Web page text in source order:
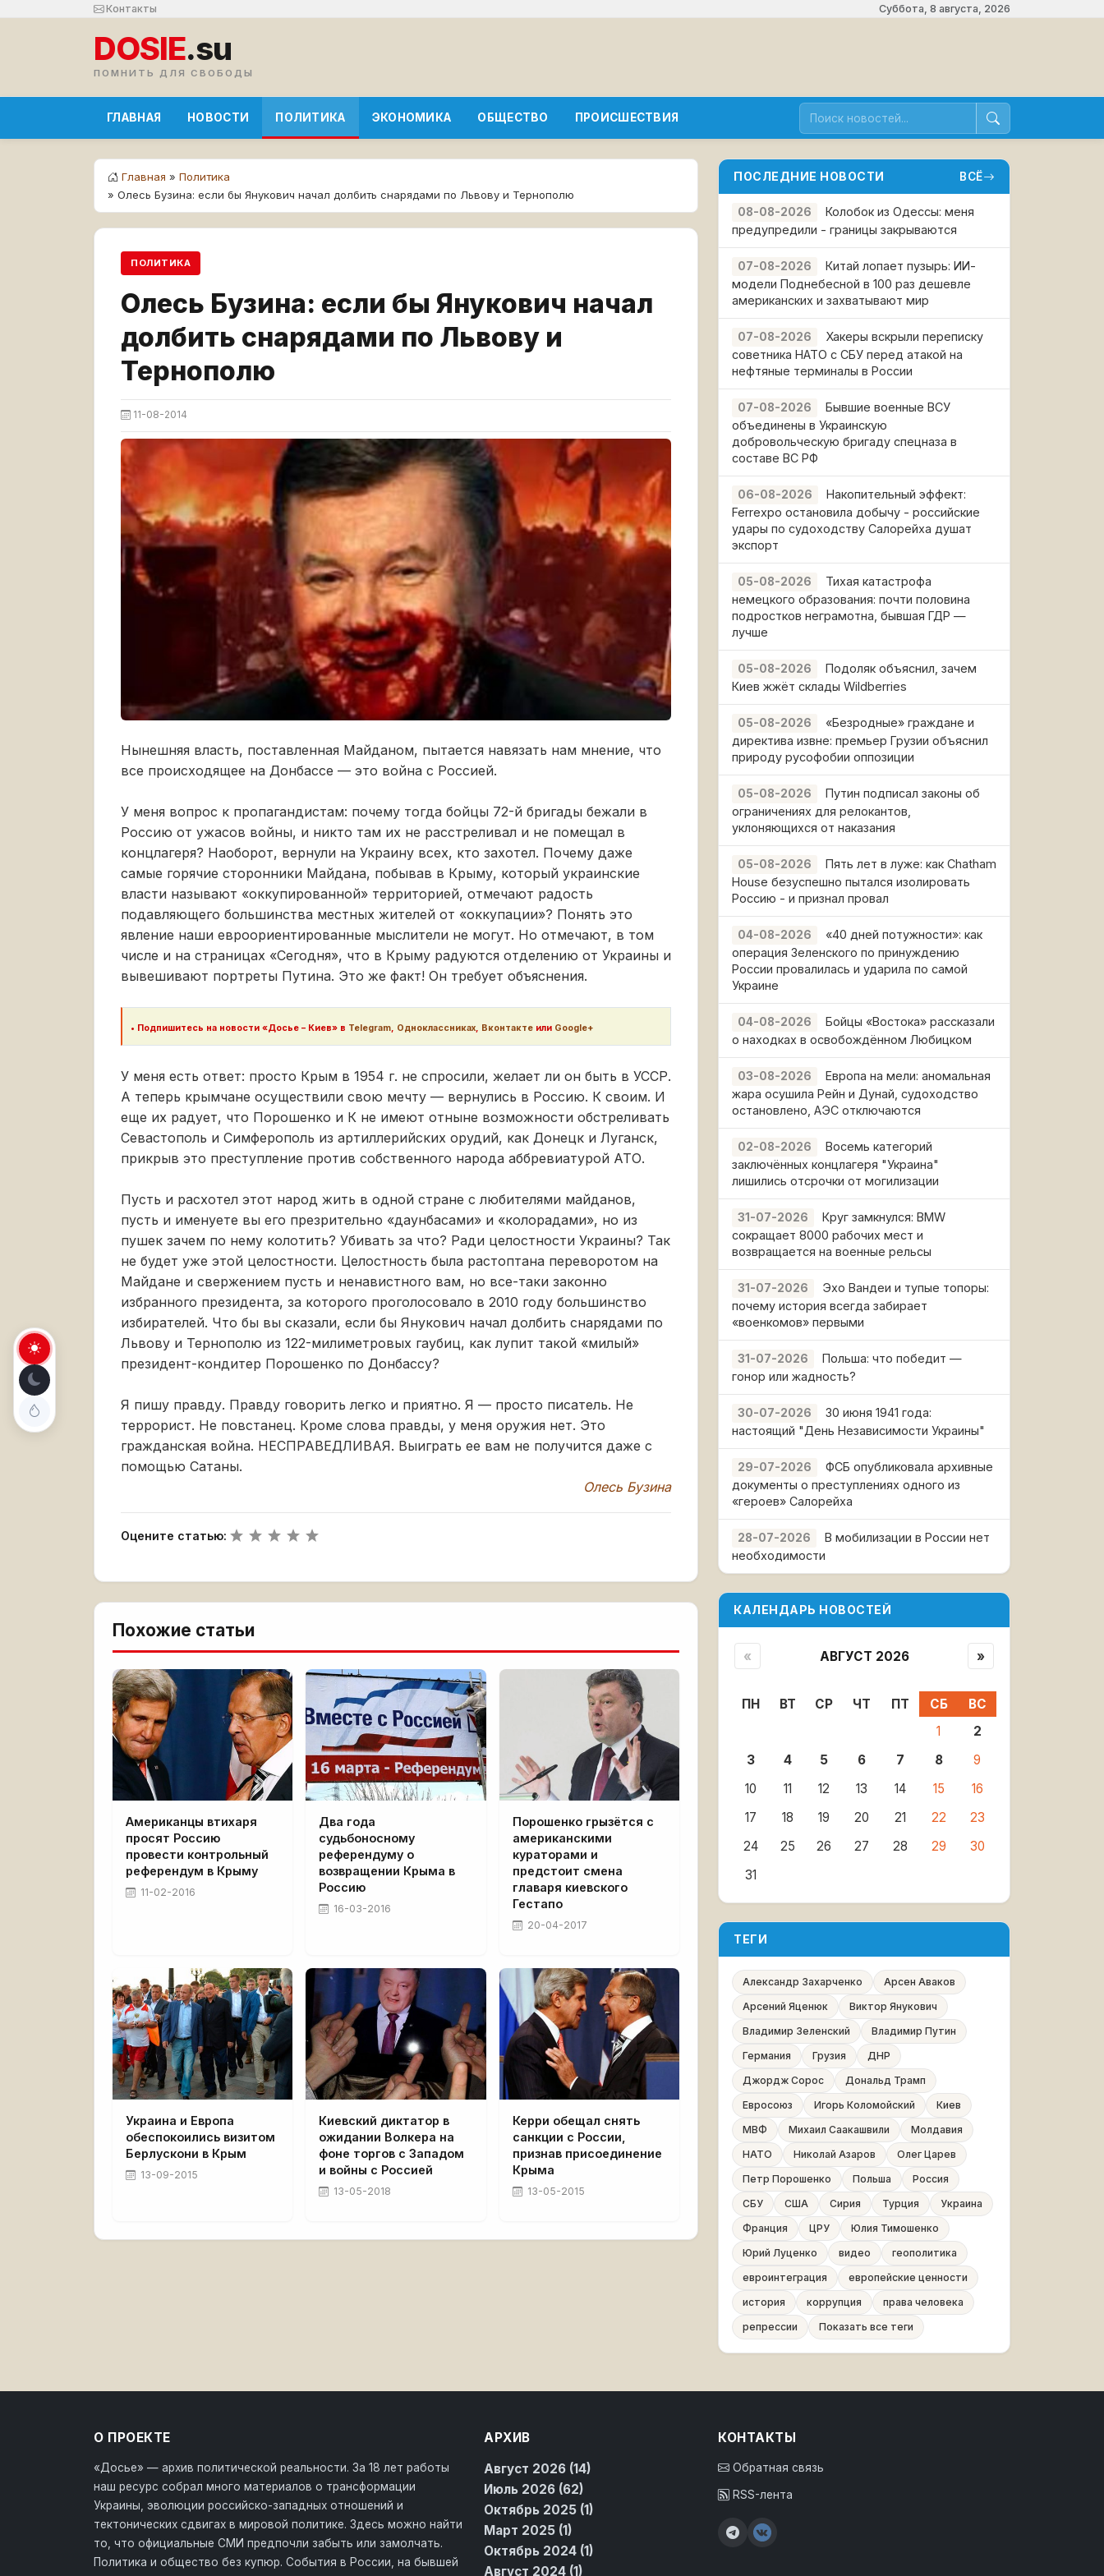
Контакты Суббота, 8 августа, 2026
DOSIE.su
ПОМНИТЬ ДЛЯ СВОБОДЫ
ГЛАВНАЯ НОВОСТИ ПОЛИТИКА ЭКОНОМИКА ОБЩЕСТВО ПРОИСШЕСТВИЯ
Главная » Политика
» Олесь Бузина: если бы Янукович начал долбить снарядами по Львову и Тернополю
ПОЛИТИКА
Олесь Бузина: если бы Янукович начал
долбить снарядами по Львову и
Тернополю
11-08-2014
Нынешняя власть, поставленная Майданом, пытается навязать нам мнение, что
все происходящее на Донбассе — это война с Россией.
У меня вопрос к пропагандистам: почему тогда бойцы 72-й бригады бежали в
Россию от ужасов войны, и никто там их не расстреливал и не помещал в
концлагеря? Наоборот, вернули на Украину всех, кто захотел. Почему даже
самые горячие сторонники Майдана, побывав в Крыму, который украинские
власти называют «оккупированной» территорией, отмечают радость
подавляющего большинства местных жителей от «оккупации»? Понять это
явление наши евроориентированные мыслители не могут. Но отмечают, в том
числе и на страницах «Сегодня», что в Крыму радуются отделению от Украины и
вывешивают портреты Путина. Это же факт! Он требует объяснения.
• Подпишитесь на новости «Досье – Киев» в Telegram, Одноклассниках, Вконтакте или Google+
У меня есть ответ: просто Крым в 1954 г. не спросили, желает ли он быть в УССР.
А теперь крымчане осуществили свою мечту — вернулись в Россию. К своим. И
еще их радует, что Порошенко и К не имеют отныне возможности обстреливать
Севастополь и Симферополь из артиллерийских орудий, как Донецк и Луганск,
прикрыв это преступление против собственного народа аббревиатурой АТО.
Пусть и расхотел этот народ жить в одной стране с любителями майданов,
пусть и именуете вы его презрительно «даунбасами» и «колорадами», но из
пушек зачем по нему колотить? Убивать за что? Ради целостности Украины? Так
не будет уже этой целостности. Целостность была растоптана переворотом на
Майдане и свержением пусть и ненавистного вам, но все-таки законно
избранного президента, за которого проголосовало в 2010 году большинство
избирателей. Что бы вы сказали, если бы Янукович начал долбить снарядами по
Львову и Тернополю из 122-милиметровых гаубиц, как лупит такой «милый»
президент-кондитер Порошенко по Донбассу?
Я пишу правду. Правду говорить легко и приятно. Я — просто писатель. Не
террорист. Не повстанец. Кроме слова правды, у меня оружия нет. Это
гражданская война. НЕСПРАВЕДЛИВАЯ. Выиграть ее вам не получится даже с
помощью Сатаны.
Олесь Бузина
Оцените статью:
Похожие статьи
Американцы втихаря
просят Россию
провести контрольный
референдум в Крыму
11-02-2016
Два года
судьбоносному
референдуму о
возвращении Крыма в
Россию
16-03-2016
Порошенко грызётся с
американскими
кураторами и
предстоит смена
главаря киевского
Гестапо
20-04-2017
Украина и Европа
обеспокоились визитом
Берлускони в Крым
13-09-2015
Киевский диктатор в
ожидании Волкера на
фоне торгов с Западом
и войны с Россией
13-05-2018
Керри обещал снять
санкции с России,
признав присоединение
Крыма
13-05-2015
ПОСЛЕДНИЕ НОВОСТИ ВСЁ
08-08-2026
Колобок из Одессы: меня
предупредили - границы закрываются
07-08-2026
Китай лопает пузырь: ИИ-
модели Поднебесной в 100 раз дешевле
американских и захватывают мир
07-08-2026
Хакеры вскрыли переписку
советника НАТО с СБУ перед атакой на
нефтяные терминалы в России
07-08-2026
Бывшие военные ВСУ
объединены в Украинскую
добровольческую бригаду спецназа в
составе ВС РФ
06-08-2026
Накопительный эффект:
Ferrexpo остановила добычу - российские
удары по судоходству Салорейха душат
экспорт
05-08-2026
Тихая катастрофа
немецкого образования: почти половина
подростков неграмотна, бывшая ГДР —
лучше
05-08-2026
Подоляк объяснил, зачем
Киев жжёт склады Wildberries
05-08-2026
«Безродные» граждане и
директива извне: премьер Грузии объяснил
природу русофобии оппозиции
05-08-2026
Путин подписал законы об
ограничениях для релокантов,
уклоняющихся от наказания
05-08-2026
Пять лет в луже: как Chatham
House безуспешно пытался изолировать
Россию - и признал провал
04-08-2026
«40 дней потужности»: как
операция Зеленского по принуждению
России провалилась и ударила по самой
Украине
04-08-2026
Бойцы «Востока» рассказали
о находках в освобождённом Любицком
03-08-2026
Европа на мели: аномальная
жара осушила Рейн и Дунай, судоходство
остановлено, АЭС отключаются
02-08-2026
Восемь категорий
заключённых концлагеря "Украина"
лишились отсрочки от могилизации
31-07-2026
Круг замкнулся: BMW
сокращает 8000 рабочих мест и
возвращается на военные рельсы
31-07-2026
Эхо Вандеи и тупые топоры:
почему история всегда забирает
«военкомов» первыми
31-07-2026
Польша: что победит —
гонор или жадность?
30-07-2026
30 июня 1941 года:
настоящий "День Независимости Украины"
29-07-2026
ФСБ опубликовала архивные
документы о преступлениях одного из
«героев» Салорейха
28-07-2026
В мобилизации в России нет
необходимости
КАЛЕНДАРЬ НОВОСТЕЙ
« АВГУСТ 2026 »
ПН ВТ СР ЧТ ПТ СБ
ВС
1
2
3
4 5 6 7 8
9
10
11 12 13 14 15
16
17
18 19 20 21 22
23
24
25 26 27 28 29
30
31
ТЕГИ
Александр Захарченко
Арсен Аваков
Арсений Яценюк
Виктор Янукович
Владимир Зеленский
Владимир Путин
Германия
Грузия
ДНР
Джордж Сорос
Дональд Трамп
Евросоюз
Игорь Коломойский
Киев
МВФ
Михаил Саакашвили
Молдавия
НАТО
Николай Азаров
Олег Царев
Петр Порошенко
Польша
Россия
СБУ
США Сирия Турция
Украина
Франция
ЦРУ
Юлия Тимошенко
Юрий Луценко
видео
геополитика
евроинтеграция
европейские ценности
история
коррупция
права человека
репрессии
Показать все теги
О ПРОЕКТЕ
«Досье» — архив политической реальности. За 18 лет работы
наш ресурс собрал много материалов о трансформации
Украины, эволюции российско-западных отношений и
тектонических сдвигах в мировой политике. Здесь можно найти
то, что официальные СМИ предпочли забыть или замолчать.
Политика и общество без купюр. События в России, на бывшей
АРХИВ
Август 2026 (14)
Июль 2026 (62)
Октябрь 2025 (1)
Март 2025 (1)
Октябрь 2024 (1)
Август 2024 (1)
КОНТАКТЫ
Обратная связь
RSS-лента